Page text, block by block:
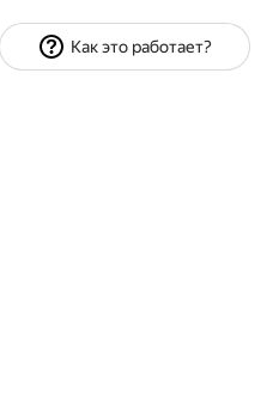
Как это работает?